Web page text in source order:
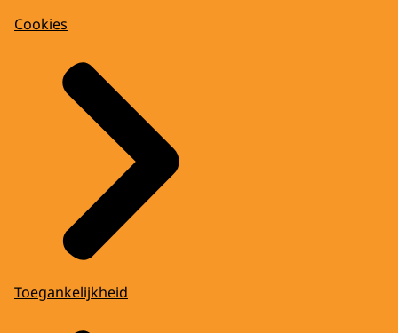
Cookies
Toegankelijkheid